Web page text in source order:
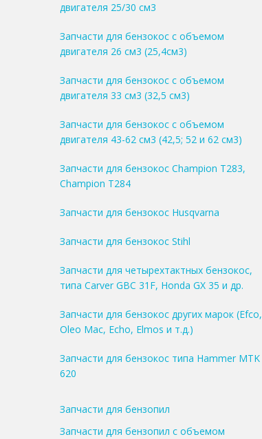
двигателя 25/30 см3
Запчасти для бензокос с объемом
двигателя 26 см3 (25,4см3)
Запчасти для бензокос с объемом
двигателя 33 см3 (32,5 см3)
Запчасти для бензокос с объемом
двигателя 43-62 см3 (42,5; 52 и 62 см3)
Запчасти для бензокос Champion T283,
Champion T284
Запчасти для бензокос Husqvarna
Запчасти для бензокос Stihl
Запчасти для четырехтактных бензокос,
типа Carver GBC 31F, Honda GX 35 и др.
Запчасти для бензокос других марок (Efco,
Oleo Mac, Echo, Elmos и т.д.)
Запчасти для бензокос типа Hammer MTK
620
Запчасти для бензопил
Запчасти для бензопил с объемом